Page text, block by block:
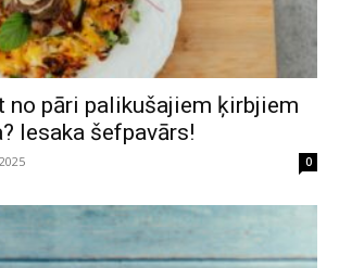
no pāri palikušajiem ķirbjiem
Iesaka šefpavārs!
0